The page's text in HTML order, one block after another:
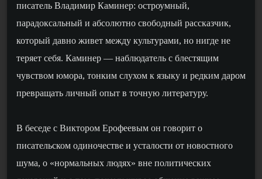
писатель Владимир Каминер: остроумный,
парадоксальный и абсолютно свободный рассказчик,
который давно живет между культурами, но нигде не
теряет себя. Каминер — наблюдатель с блестящим
чувством юмора, тонким слухом к языку и редким даром
превращать личный опыт в точную литературу.
В беседе с Виктором Ерофеевым он говорит о
писательском одиночестве и усталости от новостного
шума, о «нормальных людях» вне политических